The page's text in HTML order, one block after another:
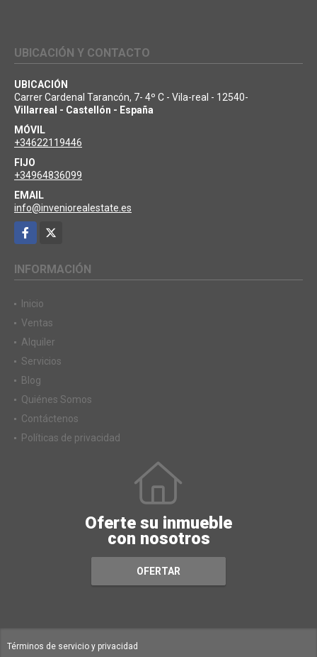
UBICACIÓN Y CONTACTO
UBICACIÓN
Carrer Cardenal Tarancón, 7- 4º C - Vila-real - 12540-
Villarreal - Castellón - España
MÓVIL
+34622119446
FIJO
+34964836099
EMAIL
info@inveniorealestate.es
Facebook
INFORMACIÓN
Inicio
Ventas
Alquiler
Servicios
Blog
Quiénes Somos
Contáctenos
Políticas de privacidad
Oferte su inmueble
con nosotros
OFERTAR
Términos de servicio y privacidad